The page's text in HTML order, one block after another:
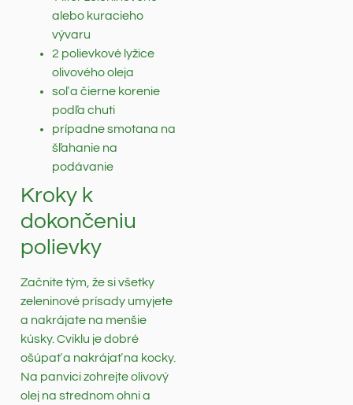
alebo kuracieho
vývaru
2 polievkové lyžice
olivového oleja
soľ a čierne korenie
podľa chuti
prípadne smotana na
šľahanie na
podávanie
Kroky k
dokončeniu
polievky
Začnite tým, že si všetky
zeleninové prísady umyjete
a nakrájate na menšie
kúsky. Cviklu je dobré
ošúpať a nakrájať na kocky.
Na panvici zohrejte olivový
olej na strednom ohni a